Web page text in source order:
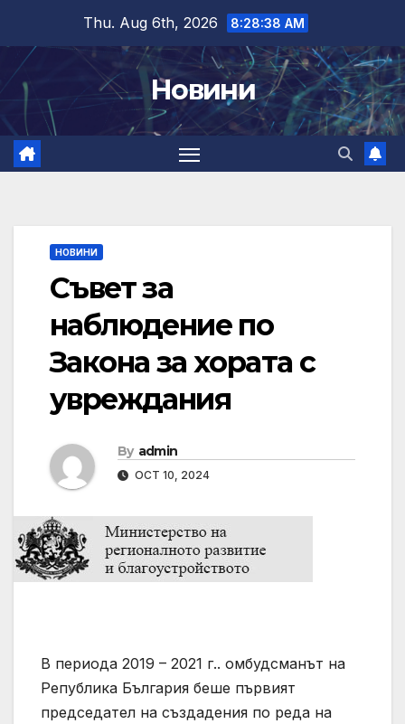
content
Thu. Aug 6th, 2026 8:28:39 AM
Новини
НОВИНИ
Съвет за
наблюдение по
Закона за хората с
увреждания
By admin
OCT 10, 2024
В периода 2019 – 2021 г.. омбудсманът на
Република България беше първият
председател на създадения по реда на